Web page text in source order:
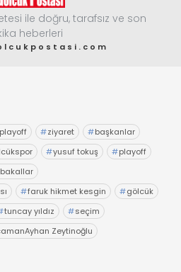
ile doğru, tarafsız ve son
heberleri
playoff #ziyaret #başkanlar
#yusuf tokuş #playoff
#faruk hikmet kesgin #gölcük
tuncay yıldız #seçim
Zeytinoğlu